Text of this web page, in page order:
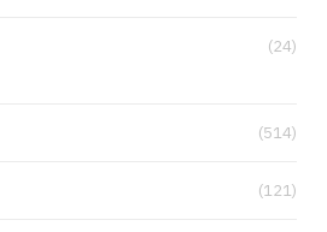
(24)
(514)
(121)